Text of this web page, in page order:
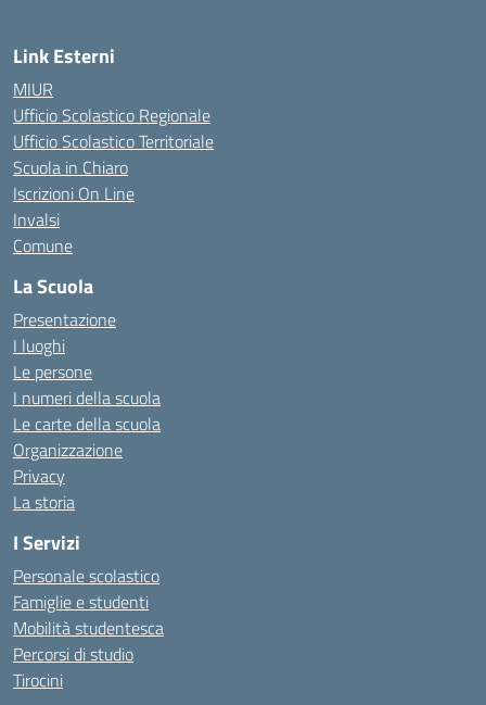
Link Esterni
MIUR
Ufficio Scolastico Regionale
Ufficio Scolastico Territoriale
Scuola in Chiaro
Iscrizioni On Line
Invalsi
Comune
La Scuola
Presentazione
I luoghi
Le persone
I numeri della scuola
Le carte della scuola
Organizzazione
Privacy
La storia
I Servizi
Personale scolastico
Famiglie e studenti
Mobilità studentesca
Percorsi di studio
Tirocini